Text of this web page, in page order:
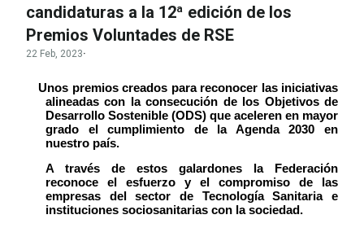
candidaturas a la 12ª edición de los
Premios Voluntades de RSE
22 Feb, 2023·
Unos premios creados para reconocer las iniciativas
alineadas con la consecución de los Objetivos de
Desarrollo Sostenible (ODS) que aceleren en mayor
grado el cumplimiento de la Agenda 2030 en
nuestro país.
A través de estos galardones la Federación
reconoce el esfuerzo y el compromiso de las
empresas del sector de Tecnología Sanitaria e
instituciones sociosanitarias con la sociedad.